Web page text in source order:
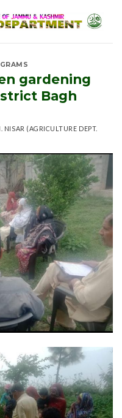
gardening
Bagh
NISAR (AGRICULTURE DEPT.